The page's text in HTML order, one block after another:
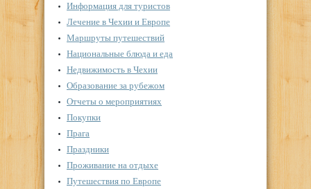
Информация для туристов
Лечение в Чехии и Европе
Маршруты путешествий
Национальные блюда и еда
Недвижимость в Чехии
Образование за рубежом
Отчеты о мероприятиях
Покупки
Прага
Праздники
Проживание на отдыхе
Путешествия по Европе